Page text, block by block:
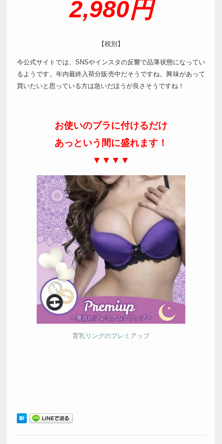
2,980円
【税別】
今公式サイトでは、SNSやインスタの反響で品薄状態になってい
るようです。年内最終入荷分販売中だそうですね。興味があって
買いたいと思っている方は急いだほうが良さそうですね！
お使いのブラに付けるだけ
あっという間に盛れます！
▼▼▼▼
育乳リングのプレミアップ